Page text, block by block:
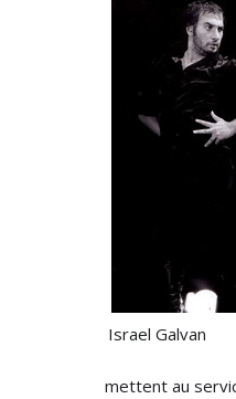
Israel Galvan
mettent au